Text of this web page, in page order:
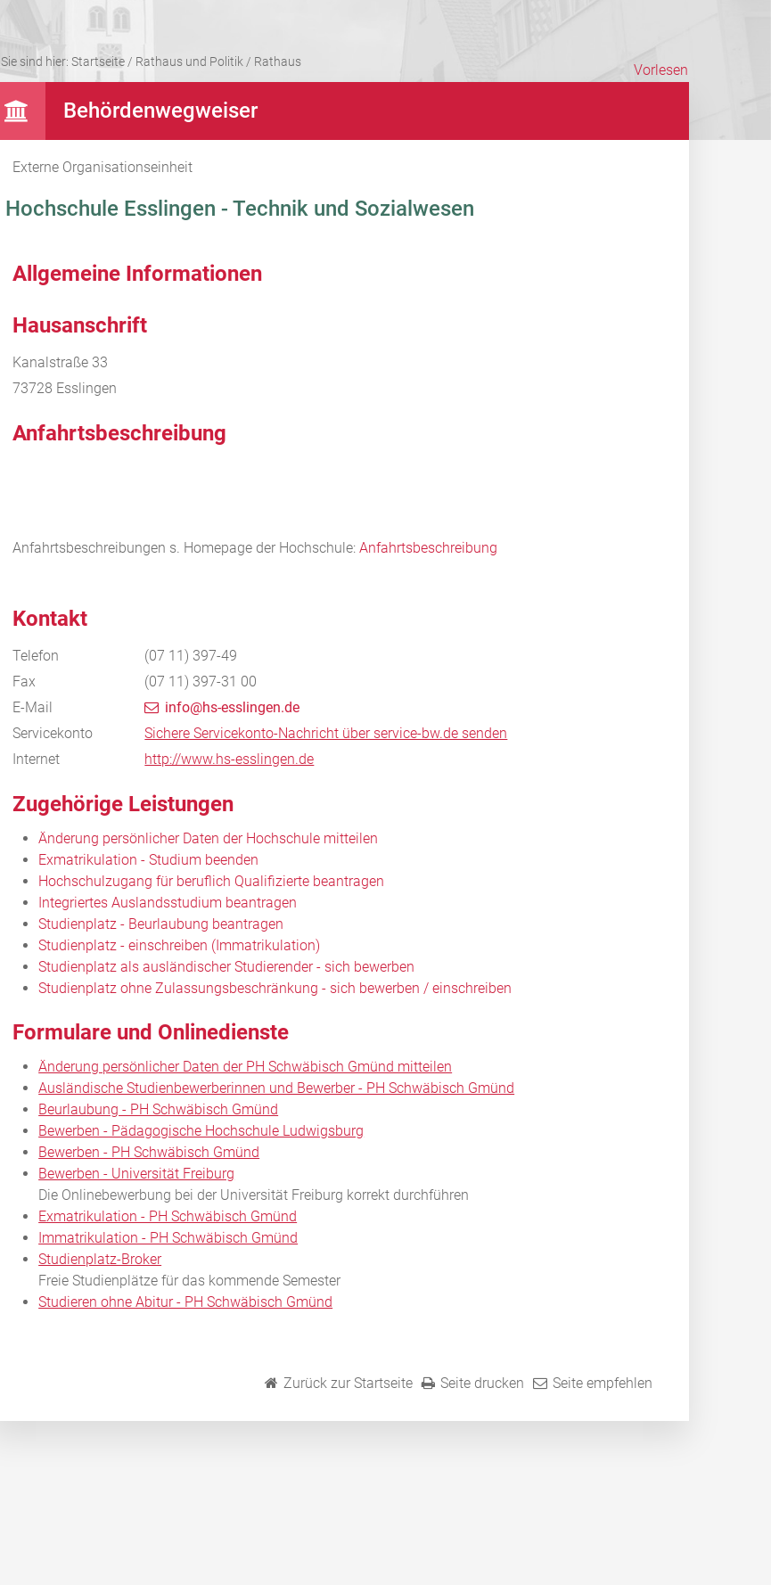
Sie sind hier: Startseite/ Rathaus und Politik / Rathaus Vorlesen
Behördenwegweiser
Externe Organisationseinheit
Hochschule Esslingen - Technik und Sozialwesen
Allgemeine Informationen
Hausanschrift
Kanalstraße 33
73728 Esslingen
Anfahrtsbeschreibung
Anfahrtsbeschreibungen s. Homepage der Hochschule:Anfahrtsbeschreibung
Kontakt
Telefon (07 11) 397-49
Fax
(07 11) 397-31 00
E-Mail
info@hs-esslingen.de
Servicekonto
Sichere Servicekonto-Nachricht über service-bw.de senden
Internet
http://www.hs-esslingen.de
Zugehörige Leistungen
Änderung persönlicher Daten der Hochschule mitteilen
Exmatrikulation - Studium beenden
Hochschulzugang für beruflich Qualifizierte beantragen
Integriertes Auslandsstudium beantragen
Studienplatz - Beurlaubung beantragen
Studienplatz - einschreiben (Immatrikulation)
Studienplatz als ausländischer Studierender - sich bewerben
Studienplatz ohne Zulassungsbeschränkung - sich bewerben / einschreiben
Formulare und Onlinedienste
Änderung persönlicher Daten der PH Schwäbisch Gmünd mitteilen
Ausländische Studienbewerberinnen und Bewerber - PH Schwäbisch Gmünd
Beurlaubung - PH Schwäbisch Gmünd
Bewerben - Pädagogische Hochschule Ludwigsburg
Bewerben - PH Schwäbisch Gmünd
Bewerben - Universität Freiburg
Die Onlinebewerbung bei der Universität Freiburg korrekt durchführen
Exmatrikulation - PH Schwäbisch Gmünd
Immatrikulation - PH Schwäbisch Gmünd
Studienplatz-Broker
Freie Studienplätze für das kommende Semester
Studieren ohne Abitur - PH Schwäbisch Gmünd
Zurück zur Startseite Seite drucken Seite empfehlen